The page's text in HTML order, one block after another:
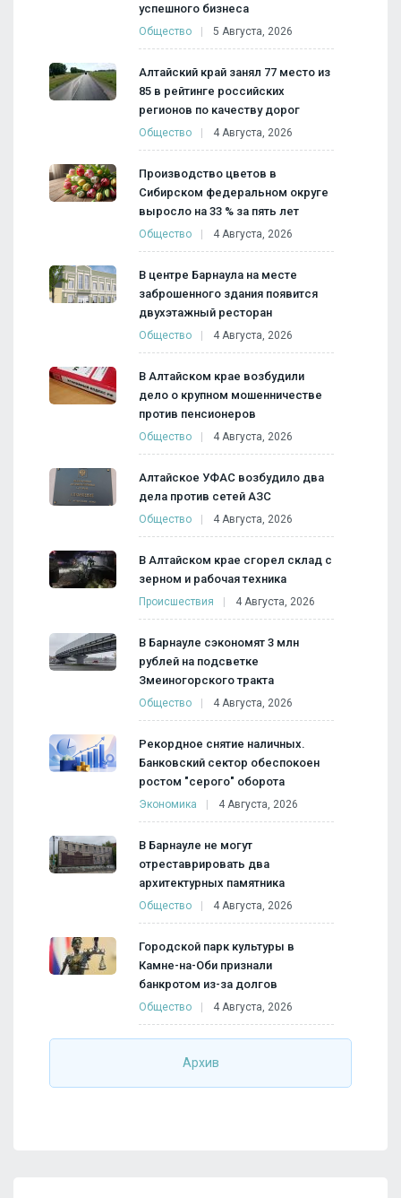
успешного бизнеса
Общество 5 Августа, 2026
Алтайский край занял 77 место из
85 в рейтинге российских
регионов по качеству дорог
Общество 4 Августа, 2026
Производство цветов в
Сибирском федеральном округе
выросло на 33 % за пять лет
Общество 4 Августа, 2026
В центре Барнаула на месте
заброшенного здания появится
двухэтажный ресторан
Общество 4 Августа, 2026
В Алтайском крае возбудили
дело о крупном мошенничестве
против пенсионеров
Общество 4 Августа, 2026
Алтайское УФАС возбудило два
дела против сетей АЗС
Общество 4 Августа, 2026
В Алтайском крае сгорел склад с
зерном и рабочая техника
Происшествия 4 Августа, 2026
В Барнауле сэкономят 3 млн
рублей на подсветке
Змеиногорского тракта
Общество 4 Августа, 2026
Рекордное снятие наличных.
Банковский сектор обеспокоен
ростом "серого" оборота
Экономика 4 Августа, 2026
В Барнауле не могут
отреставрировать два
архитектурных памятника
Общество 4 Августа, 2026
Городской парк культуры в
Камне-на-Оби признали
банкротом из-за долгов
Общество 4 Августа, 2026
Архив